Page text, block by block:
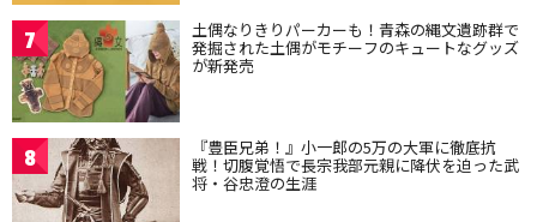
7 土偶なりきりパーカーも！青森の縄文遺跡群で
発掘された土偶がモチーフのキュートなグッズ
が新発売
8 『豊臣兄弟！』小一郎の5万の大軍に徹底抗
戦！切腹覚悟で長宗我部元親に降伏を迫った武
将・谷忠澄の生涯